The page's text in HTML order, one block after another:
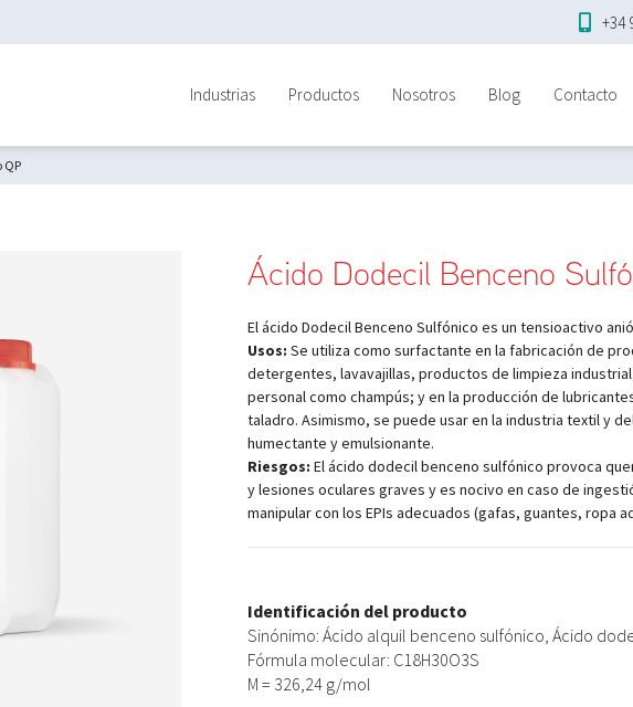
+34
Industrias Productos Nosotros Blog Contacto
QP
Ácido Dodecil Benceno
El ácido Dodecil Benceno Sulfónico es un tensioactivo
Usos: Se utiliza como surfactante en la fabricación de
detergentes, lavavajillas, productos de limpieza
personal como champús; y en la producción de
taladro. Asimismo, se puede usar en la industria textil y
humectante y emulsionante.
Riesgos: El ácido dodecil benceno sulfónico provoca
y lesiones oculares graves y es nocivo en caso de
manipular con los EPIs adecuados (gafas, guantes, ropa
Identificación del producto
Sinónimo: Ácido alquil benceno sulfónico, Ácido
Fórmula molecular: C18H30O3S
M = 326,24 g/mol